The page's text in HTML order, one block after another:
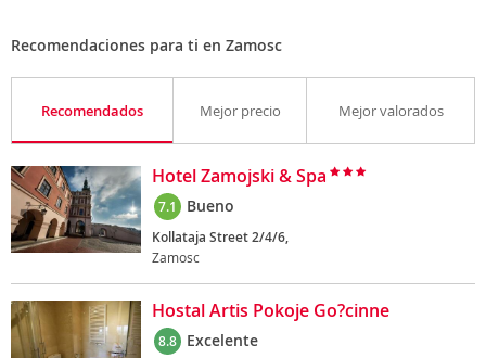
Recomendaciones para ti en Zamosc
Recomendados Mejor precio Mejor valorados
Hotel Zamojski & Spa
7.1 Bueno
Kollataja Street 2/4/6,
Zamosc
Hostal Artis Pokoje Go?cinne
8.8 Excelente